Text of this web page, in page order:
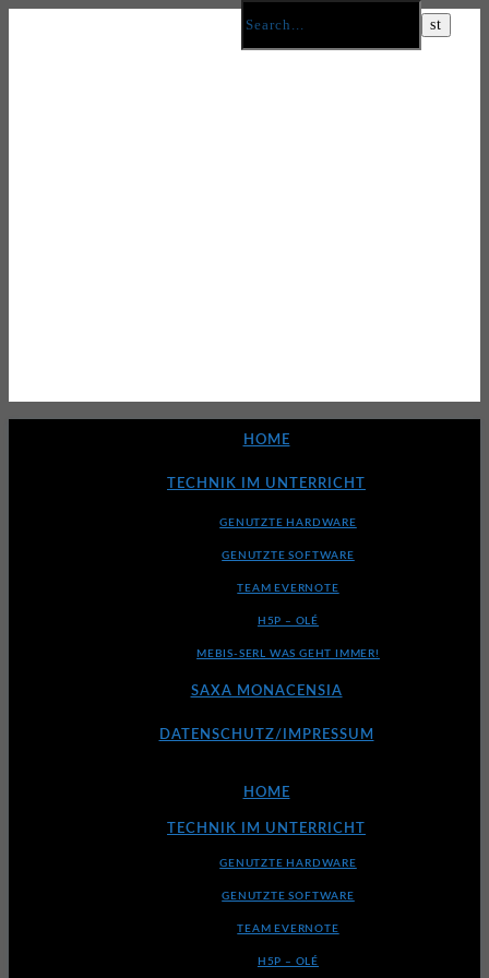
HOME
TECHNIK IM UNTERRICHT
GENUTZTE HARDWARE
GENUTZTE SOFTWARE
TEAM EVERNOTE
H5P – OLÉ
MEBIS-SERL WAS GEHT IMMER!
SAXA MONACENSIA
DATENSCHUTZ/IMPRESSUM
HOME
TECHNIK IM UNTERRICHT
GENUTZTE HARDWARE
GENUTZTE SOFTWARE
TEAM EVERNOTE
H5P – OLÉ